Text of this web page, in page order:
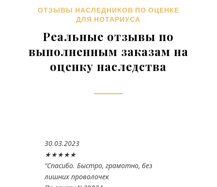
ОТЗЫВЫ НАСЛЕДНИКОВ ПО ОЦЕНКЕ
ДЛЯ НОТАРИУСА
Реальные отзывы по
выполненным заказам на
оценку наследства
30.03.2023
★★★★★
“Спасибо. Быстро, грамотно, без
лишних проволочек